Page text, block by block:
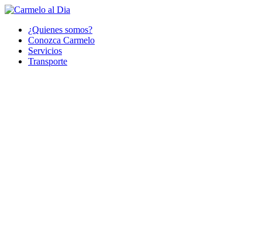
¿Quienes somos?
Conozca Carmelo
Servicios
Transporte